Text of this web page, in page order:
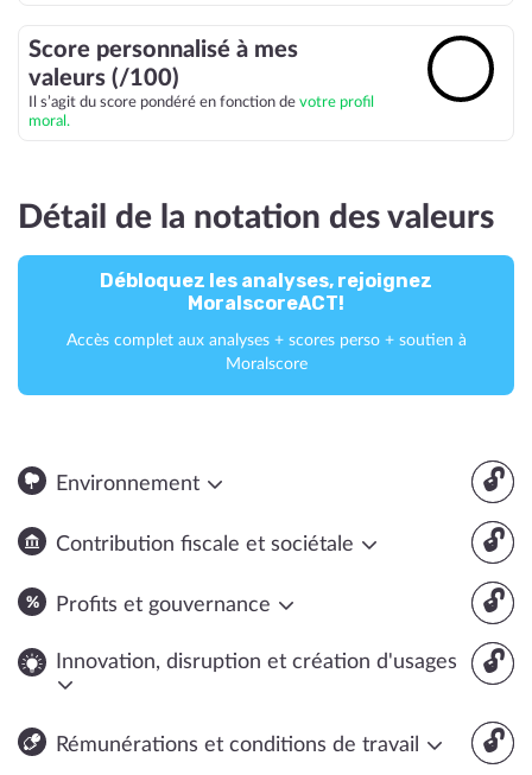
Score personnalisé à mes
valeurs (/100)
Il s’agit du score pondéré en fonction de votre profil
moral.
Détail de la notation des valeurs
Débloquez les analyses, rejoignez
MoralscoreACT!
Accès complet aux analyses + scores perso + soutien à
Moralscore
🔓
Environnement
🔓
Contribution fiscale et sociétale
🔓
Profits et gouvernance
🔓
Innovation, disruption et création d'usages
🔓
Rémunérations et conditions de travail